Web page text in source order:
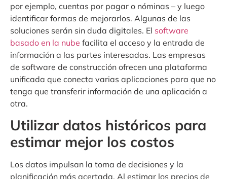
por ejemplo, cuentas por pagar o nóminas – y luego
identificar formas de mejorarlos. Algunas de las
soluciones serán sin duda digitales. El software
basado en la nube facilita el acceso y la entrada de
información a las partes interesadas. Las empresas
de software de construcción ofrecen una plataforma
unificada que conecta varias aplicaciones para que no
tenga que transferir información de una aplicación a
otra.
Utilizar datos históricos para
estimar mejor los costos
Los datos impulsan la toma de decisiones y la
planificación más acertada. Al estimar los precios de